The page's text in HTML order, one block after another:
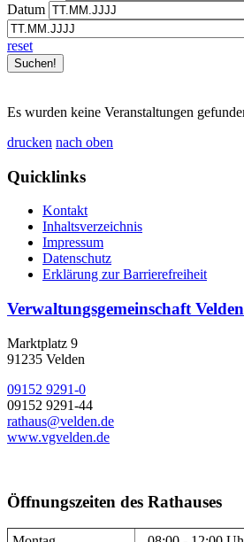
Datum
reset
Es wurden keine Veranstaltungen
drucken nach oben
Quicklinks
Kontakt
Inhaltsverzeichnis
Impressum
Datenschutz
Erklärung zur Barrierefreiheit
Verwaltungsgemeinschaft Velden
Marktplatz 9
91235 Velden
09152 9291-0
09152 9291-44
rathaus@velden.de
www.vgvelden.de
Öffnungszeiten des Rathauses